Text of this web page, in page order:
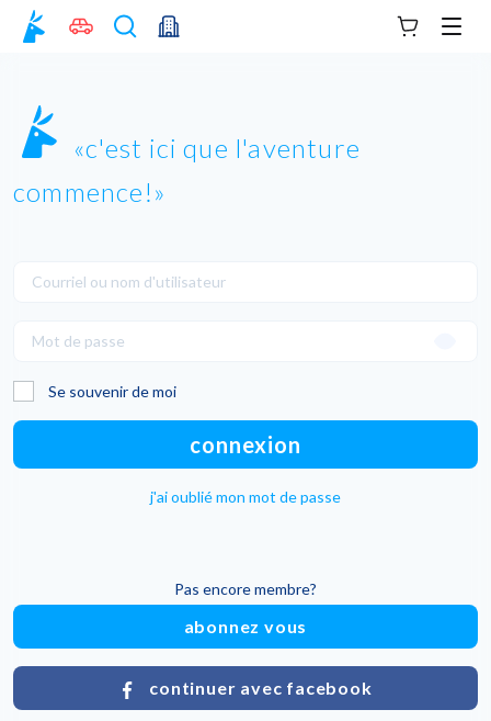
Votre panier
c'est ici que l'aventure
commence!
Se souvenir de moi
connexion
j'ai oublié mon mot de passe
Pas encore membre?
abonnez vous
continuer avec facebook